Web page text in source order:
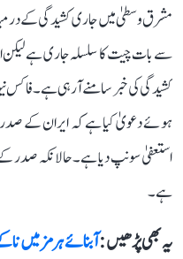
مشرق وسطیٰ میں جاری کشیدگی کے
سے بات چیت کا سلسلہ جاری ہے لیکن
کشیدگی کی خبر سامنے آرہی ہے۔ فاکس
ہوئے دعویٰ کیا ہے کہ ایران کے صدر
استعفیٰ سونپ دیا ہے۔ حالانکہ صدر
ہے۔
یہ بھی پڑھیں :آبنائے ہرمز میں